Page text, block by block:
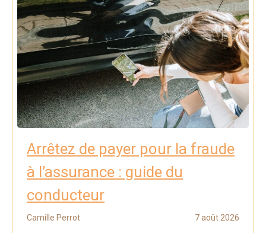
Arrêtez de payer pour la fraude
à l’assurance : guide du
conducteur
Camille Perrot 7 août 2026